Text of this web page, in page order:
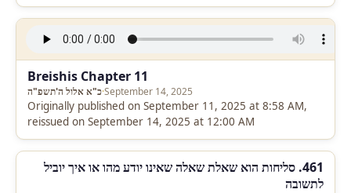
Breishis Chapter 11
כ"א אלול ה'תשפ"ה·September 14, 2025
Originally published on September 11, 2025 at 8:58 AM,
reissued on September 14, 2025 at 12:00 AM
461. סליחות הוא שאלת שאלה שאינו יודע מהו או איך יוביל
לתשובה